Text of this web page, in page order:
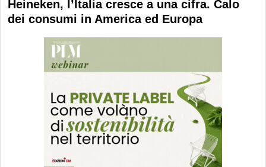
Heineken, l’Italia cresce a una cifra. Calo
dei consumi in America ed Europa